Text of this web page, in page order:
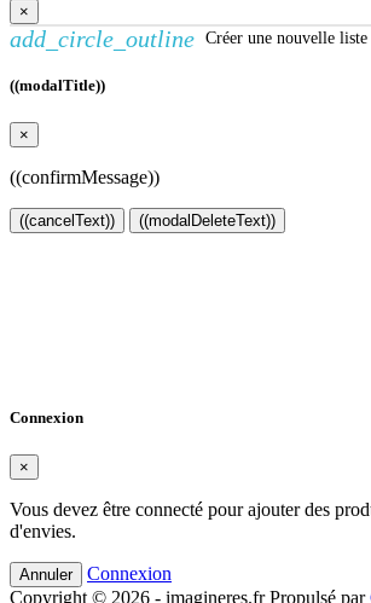
×
add_circle_outline Créer une nouvelle liste
((modalTitle))
×
((confirmMessage))
((cancelText)) ((modalDeleteText))
Connexion
×
Vous devez être connecté pour ajouter des
d'envies.
Annuler
Connexion
Copyright © 2026 - imagineres.frPropulsé par